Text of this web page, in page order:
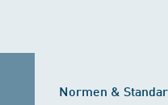
Normen &